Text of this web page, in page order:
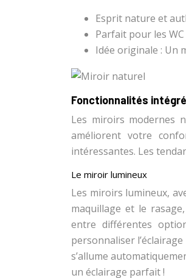
Esprit nature et
Parfait pour les WC
Idée originale : Un
Fonctionnalités
Les miroirs modernes
améliorent votre
intéressantes. Les
Le miroir lumineux
Les miroirs lumineux,
maquillage et le
entre différentes
personnaliser
s’allume
un éclairage parfait !